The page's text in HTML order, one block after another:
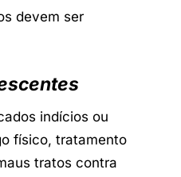
devem ser
indícios ou
físico, tratamento
tratos contra